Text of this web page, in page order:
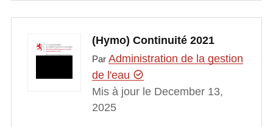
(Hymo) Continuité 2021
Par Administration de la gestion
de l'eau
Mis à jour le December 13,
2025